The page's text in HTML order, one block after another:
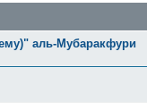
аль-Мубаракфури